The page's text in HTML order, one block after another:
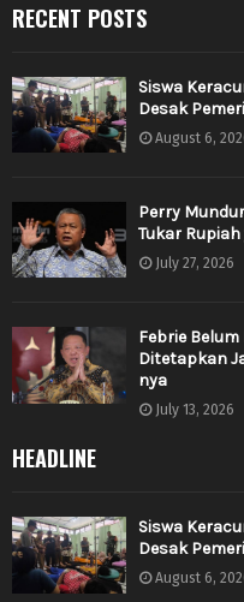
RECENT POSTS
Siswa
Desak
August 6,
Perry
Tukar
July 27, 2026
Febrie
Ditetapkan
nya
July 13, 2026
HEADLINE
Siswa
Desak
August 6,